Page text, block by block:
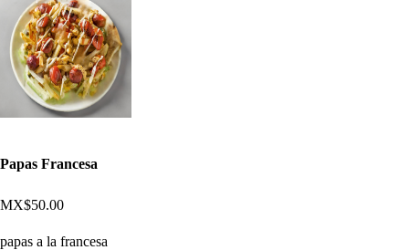
Papas Francesa
MX$50.00
papas a la francesa